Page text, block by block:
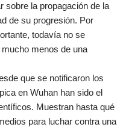
sobre la propagación de la
de su progresión. Por
todavía no se
menos de una
que se notificaron los
en Wuhan han sido el
Muestran hasta qué
para luchar contra una